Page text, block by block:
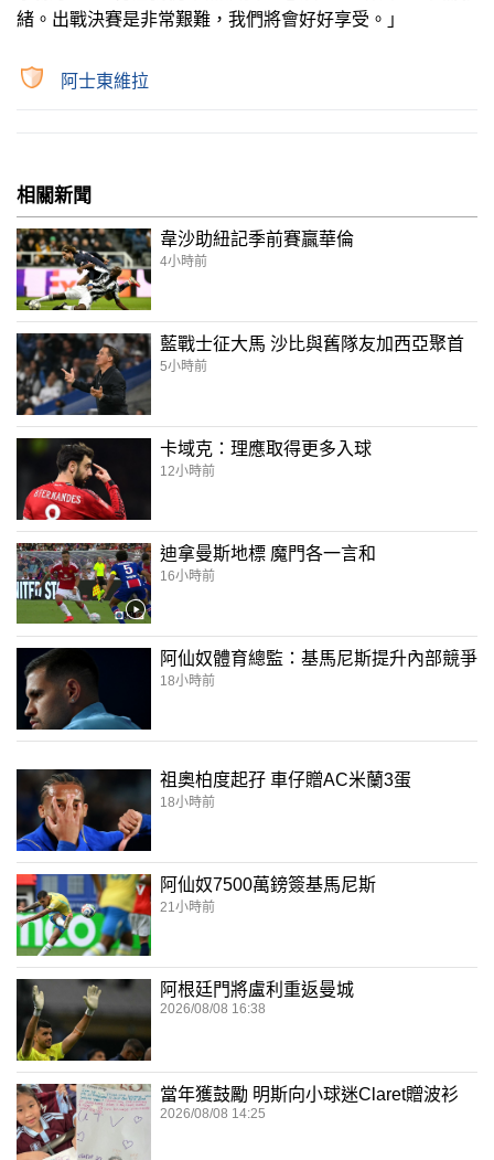
緒。出戰決賽是非常艱難，我們將會好好享受。」
阿士東維拉
相關新聞
韋沙助紐記季前賽贏華倫
4小時前
藍戰士征大馬 沙比與舊隊友加西亞聚首
5小時前
卡域克：理應取得更多入球
12小時前
迪拿曼斯地標 魔門各一言和
16小時前
阿仙奴體育總監：基馬尼斯提升內部競爭
18小時前
祖奧柏度起孖 車仔贈AC米蘭3蛋
18小時前
阿仙奴7500萬鎊簽基馬尼斯
21小時前
阿根廷門將盧利重返曼城
2026/08/08 16:38
當年獲鼓勵 明斯向小球迷Claret贈波衫
2026/08/08 14:25